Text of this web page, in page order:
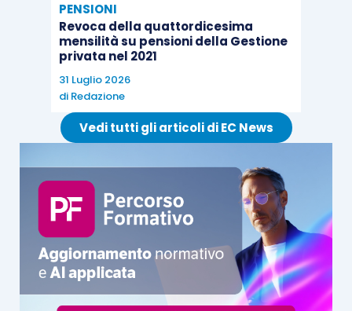
PENSIONI
Revoca della quattordicesima
mensilità su pensioni della Gestione
privata nel 2021
31 Luglio 2026
di Redazione
Vedi tutti gli articoli di EC News